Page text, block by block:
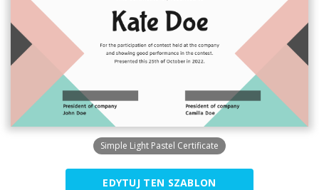
Simple Light Pastel Certificate
EDYTUJ TEN SZABLON